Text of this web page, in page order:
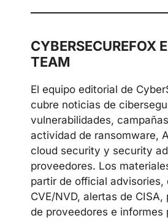
CYBERSECUREFOX
TEAM
El equipo editorial de